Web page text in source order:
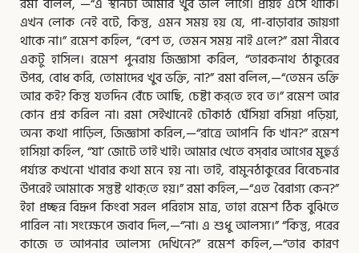
এখন লোক নেই বটে, কিন্তু, এমন সময় হয় যে, পা-বাড়াবার জায়গা
থাকে না।” রমেশ কহিল, “বেশ ত, তেমন সময় নাই এলে?” রমা নীরবে
একটু হাসিল। রমেশ পুনরায় জিজ্ঞাসা করিল, “তারকনাথ ঠাকুরের
উপর, বোধ করি, তোমাদের খুব ভক্তি, না?” রমা বলিল,—“তেমন ভক্তি
আর কই? কিন্তু যতদিন বেঁচে আছি, চেষ্টা কর্‌তে হবে ত।” রমেশ আর
কোন প্রশ্ন করিল না। রমা সেইখানেই চৌকাঠ ঘেঁসিয়া বসিয়া পড়িয়া,
অন্য কথা পাড়িল, জিজ্ঞাসা করিল,—“রাত্রে আপনি কি খান?” রমেশ
হাসিয়া কহিল, “যা’ জোটে তাই খাই। আমার খেতে বস্‌বার আগের মুহুর্ত্ত
পর্য্যন্ত কখনো খাবার কথা মনে হয় না। তাই, বামুনঠাকুরের বিবেচনার
উপরেই আমাকে সন্তুষ্ট থাক্‌তে হয়।” রমা কহিল,—“এত বৈরাগ্য কেন?”
ইহা প্রচ্ছন্ন বিদ্রূপ কিংবা সরল পরিহাস মাত্র, তাহা রমেশ ঠিক বুঝিতে
পারিল না। সংক্ষেপে জবাব দিল,—“না। এ শুধু আলস্য।” “কিন্তু, পরের
কাজে ত আপনার আলস্য দেখিনে?” রমেশ কহিল,—“তার কারণ